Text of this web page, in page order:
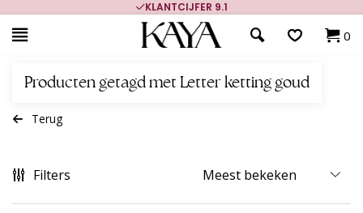
KLANTCIJFER 9.1
0
Producten getagd met Letter ketting goud
Terug
Filters